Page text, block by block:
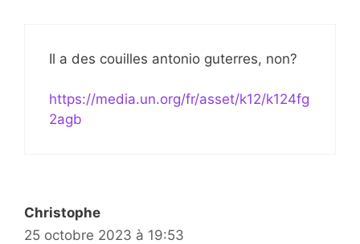
Il a des couilles antonio guterres, non?
https://media.un.org/fr/asset/k12/k124fg
2agb
Christophe
25 octobre 2023 à 19:53